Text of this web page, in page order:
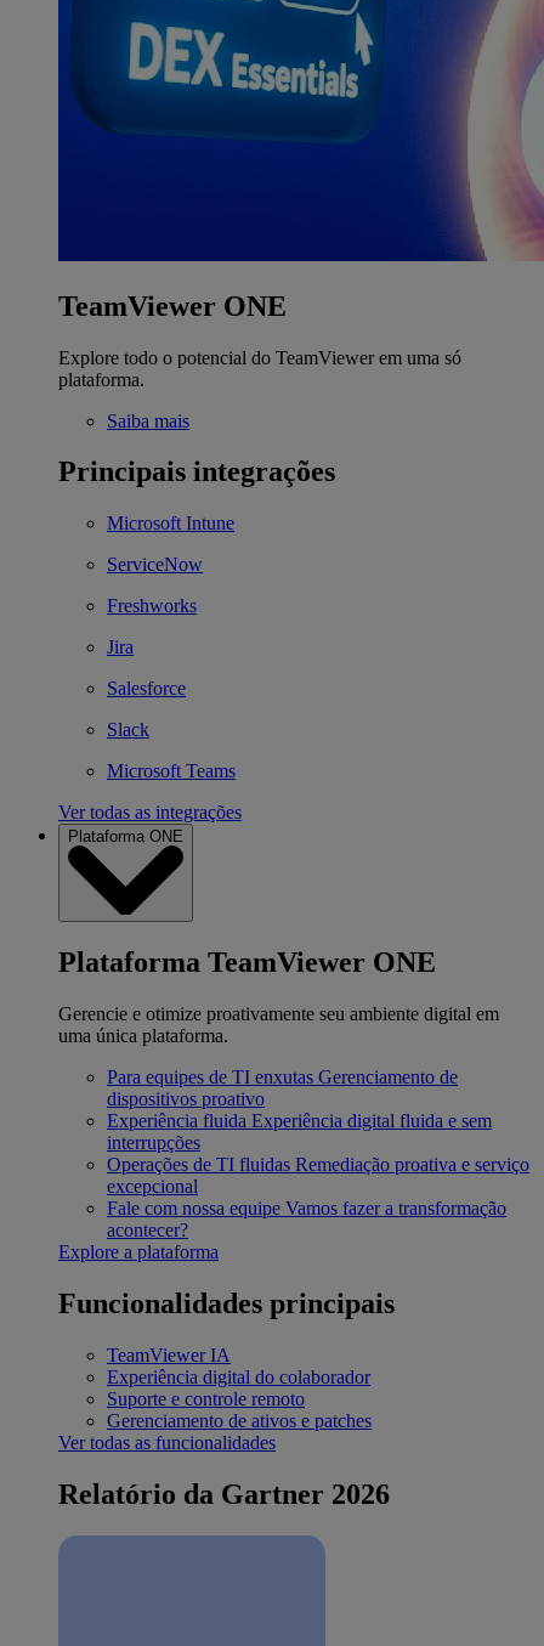
TeamViewer ONE
Explore todo o potencial do TeamViewer em uma só
plataforma.
Saiba mais
Principais integrações
Microsoft Intune
ServiceNow
Freshworks
Jira
Salesforce
Slack
Microsoft Teams
Ver todas as integrações
Plataforma ONE
Plataforma TeamViewer ONE
Gerencie e otimize proativamente seu ambiente digital em
uma única plataforma.
Para equipes de TI enxutas Gerenciamento de
dispositivos proativo
Experiência fluida Experiência digital fluida e sem
interrupções
Operações de TI fluidas Remediação proativa e serviço
excepcional
Fale com nossa equipe Vamos fazer a transformação
acontecer?
Explore a plataforma
Funcionalidades principais
TeamViewer IA
Experiência digital do colaborador
Suporte e controle remoto
Gerenciamento de ativos e patches
Ver todas as funcionalidades
Relatório da Gartner 2026